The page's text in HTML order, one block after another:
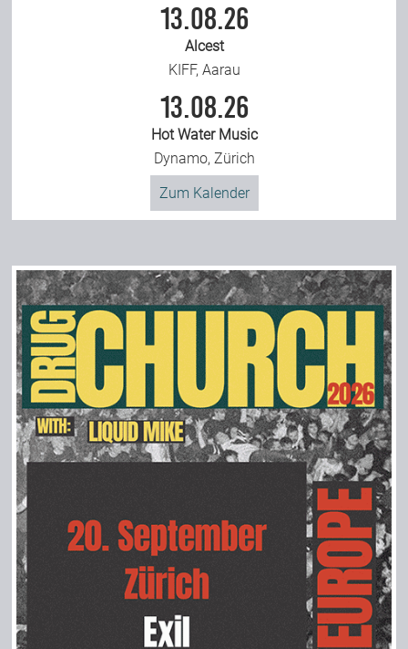
13.08.26
Alcest
KIFF, Aarau
13.08.26
Hot Water Music
Dynamo, Zürich
Zum Kalender